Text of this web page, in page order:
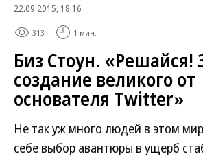
22.09.2015, 18:16
313 1 мин.
Биз Стоун. «Решайся!
создание великого от
основателя Twitter»
Не так уж много людей в этом
себе выбор авантюры в ущерб